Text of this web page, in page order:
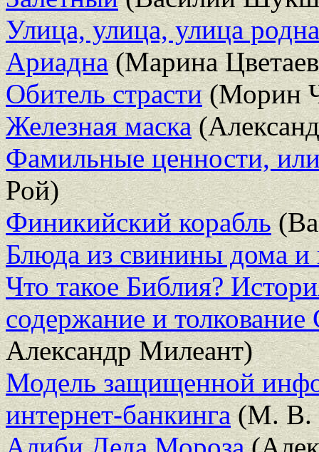
Улица, улица, улица
Ариадна(Марина
Обитель страсти(Морин
Железная маска
Фамильные ценности,
Рой)
Финикийский корабль
Блюда из свинины дома и
Что такое Библия?
содержание и
Александр Милеант)
Модель защищенной
интернет-банкинга(М. В.